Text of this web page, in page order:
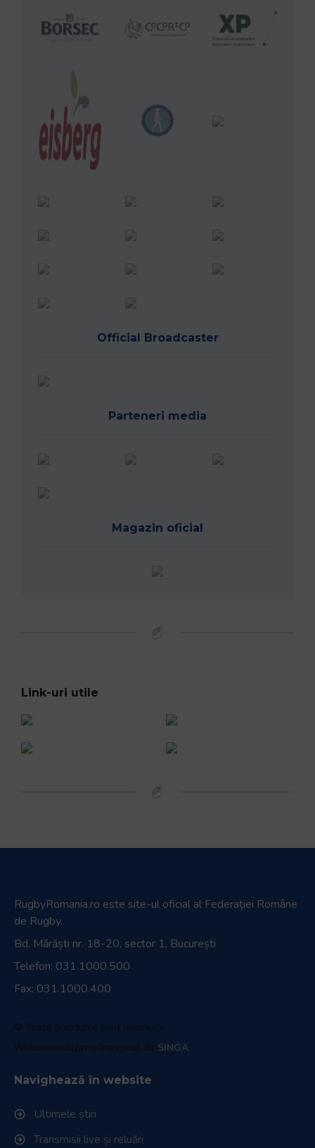
Official Broadcaster
Parteneri media
Magazin oficial
Link-uri utile
RugbyRomania.ro este site-ul oficial al Federației Române
de Rugby.
Bd. Mărăști nr. 18-20, sector 1, București
Telefon: 031.1000.500
Fax: 031.1000.400
© Toate drepturile sunt rezervate.
Website realizat și întreținut de SINGA
Navighează în website
Ultimele știri
Transmisii live și reluări